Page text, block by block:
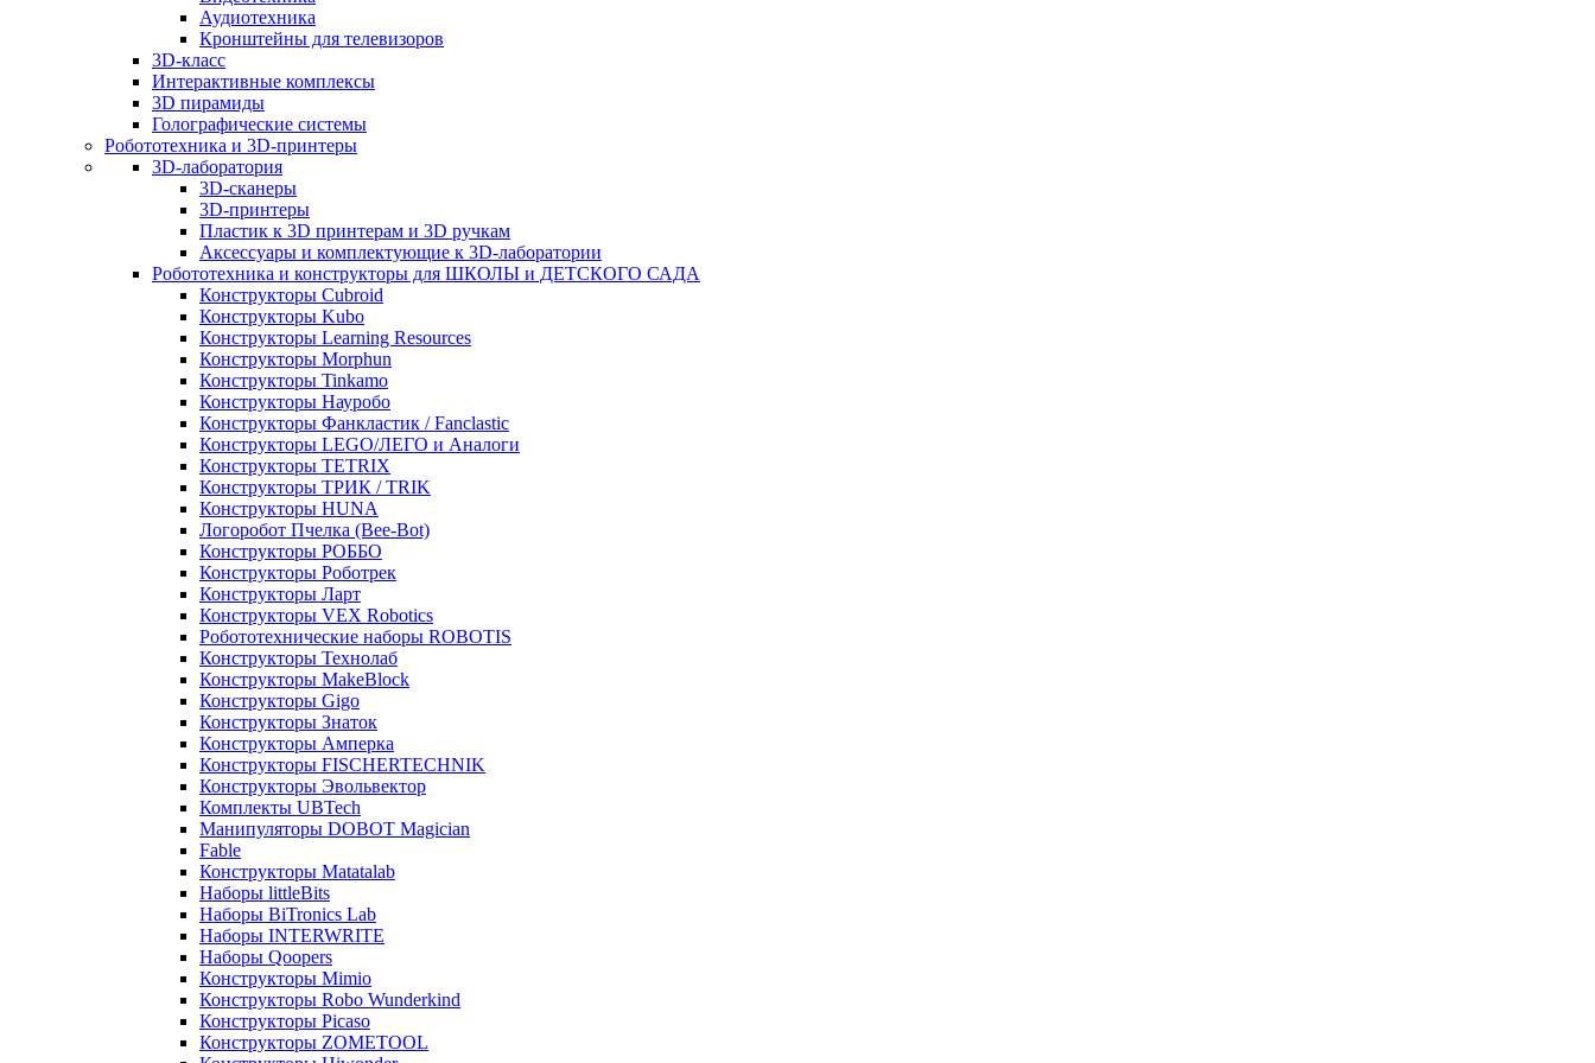
Аудиотехника
Кронштейны для телевизоров
3D-класс
Интерактивные комплексы
3D пирамиды
Голографические системы
Робототехника и 3D-принтеры
3D-лаборатория
3D-сканеры
3D-принтеры
Пластик к 3D принтерам и 3D ручкам
Аксессуары и комплектующие к 3D-лаборатории
Робототехника и конструкторы для ШКОЛЫ и ДЕТСКОГО САДА
Конструкторы Cubroid
Конструкторы Kubo
Конструкторы Learning Resources
Конструкторы Morphun
Конструкторы Tinkamo
Конструкторы Науробо
Конструкторы Фанкластик / Fanclastic
Конструкторы LEGO/ЛЕГО и Аналоги
Конструкторы TETRIX
Конструкторы ТРИК / TRIK
Конструкторы HUNA
Логоробот Пчелка (Bee-Bot)
Конструкторы РОББО
Конструкторы Роботрек
Конструкторы Ларт
Конструкторы VEX Robotics
Робототехнические наборы ROBOTIS
Конструкторы Технолаб
Конструкторы MakeBlock
Конструкторы Gigo
Конструкторы Знаток
Конструкторы Амперка
Конструкторы FISCHERTECHNIK
Конструкторы Эвольвектор
Комплекты UBTech
Манипуляторы DOBOT Magician
Fable
Конструкторы Matatalab
Наборы littleBits
Наборы BiTronics Lab
Наборы INTERWRITE
Наборы Qoopers
Конструкторы Mimio
Конструкторы Robo Wunderkind
Конструкторы Picaso
Конструкторы ZOMETOOL